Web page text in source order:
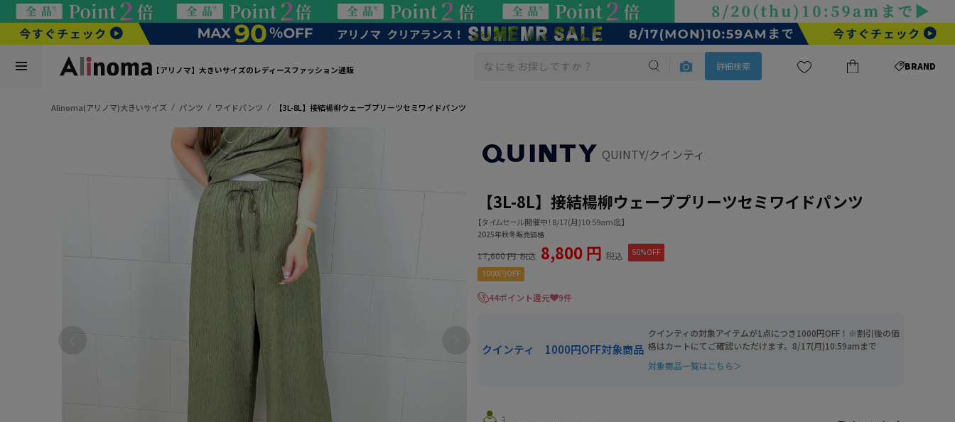
【アリノマ】大きいサイズのレディースファッション通販 詳細検索 BRAND
Alinoma(アリノマ)大きいサイズ パンツ ワイドパンツ 【3L-8L】接結楊柳ウェーブプリーツセミワイドパンツ
QUINTY/クインティ
【3L-8L】接結楊柳ウェーブプリーツセミワイドパンツ
【タイムセール開催中！8/17(月)10:59am迄】
2025年秋冬販売価格
17,600 円 税込 8,800 円 税込 50%OFF
1000円OFF
44ポイント還元 9件
クインティ 1000円OFF対象商品
クインティの対象アイテムが1点につき1000円OFF！※割引後の価
格はカートにてご確認いただけます。8/17(月)10:59amまで
対象商品一覧はこちら＞